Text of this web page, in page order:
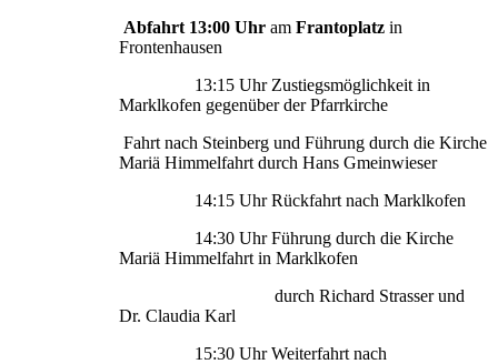
Abfahrt 13:00 Uhr am Frantoplatz in
Frontenhausen
13:15 Uhr Zustiegsmöglichkeit in
Marklkofen gegenüber der Pfarrkirche
Fahrt nach Steinberg und Führung durch die Kirche
Mariä Himmelfahrt durch Hans Gmeinwieser
14:15 Uhr Rückfahrt nach Marklkofen
14:30 Uhr Führung durch die Kirche
Mariä Himmelfahrt in Marklkofen
durch Richard Strasser und
Dr. Claudia Karl
15:30 Uhr Weiterfahrt nach